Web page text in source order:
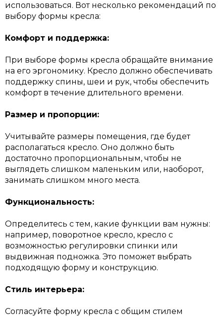
использоваться. Вот несколько рекомендаций по
выбору формы кресла:
Комфорт и поддержка:
При выборе формы кресла обращайте внимание
на его эргономику. Кресло должно обеспечивать
поддержку спины, шеи и рук, чтобы обеспечить
комфорт в течение длительного времени.
Размер и пропорции:
Учитывайте размеры помещения, где будет
располагаться кресло. Оно должно быть
достаточно пропорциональным, чтобы не
выглядеть слишком маленьким или, наоборот,
занимать слишком много места.
Функциональность:
Определитесь с тем, какие функции вам нужны:
например, поворотное кресло, кресло с
возможностью регулировки спинки или
выдвижная подножка. Это поможет выбрать
подходящую форму и конструкцию.
Стиль интерьера:
Согласуйте форму кресла с общим стилем